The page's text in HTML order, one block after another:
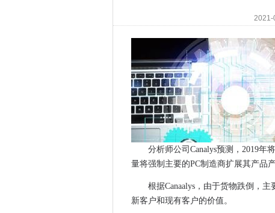
SAP与AB Inbev定居许可争议
微软远离Windows 7，Office
在部长说，英国对网络挑战但要
新的大都市警察数据库提出了帮
Red Hat Enterprise Linux为全球
4 Android趋势值得在2018年观看
在网络攻击中的尖峰针对思科
贝尔法斯特提供的网络安全奖学
开放式数据计划开放式升高努力
英国网络专家支持全球公司委员
gmail vs.收件箱：8生产力功能
加利福尼亚州的重新修复“智能手
2021-
分析师公司Canalys预测，2019年
量将强制主要的PC制造商扩展其产品产
根据Canaalys，由于货物跌倒，
新客户和现有客户的价值。